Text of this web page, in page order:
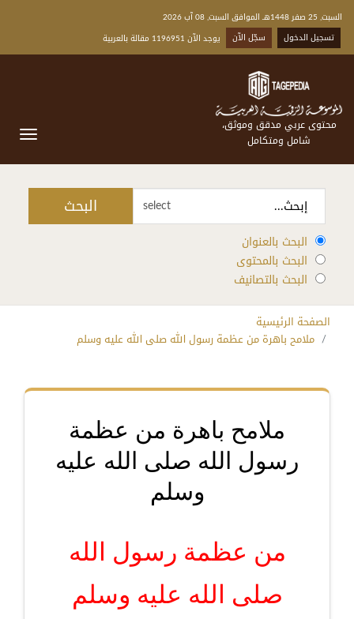
السبت, 25 صفر 1448هـ الموافق السبت, 08 آب 2026
تسجيل الدخول
سجّل الآن يوجد الآن 1196951 مقالة بالعربية
محتوى عربي مدقق وموثق،
شامل ومتكامل
select البحث
البحث بالعنوان
البحث بالمحتوى
البحث بالتصانيف
الصفحة الرئيسية
ملامح باهرة من عظمة رسول الله صلى الله عليه وسلم
ملامح باهرة من عظمة
رسول الله صلى الله عليه
وسلم
من عظمة رسول الله
صلى الله عليه وسلم